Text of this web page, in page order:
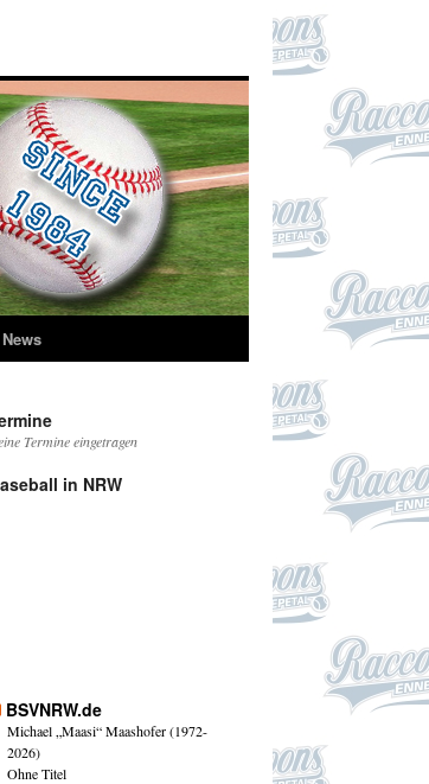
News
Termine eingetragen
in NRW
BSVNRW.de
Michael „Maasi“ Maashofer (1972-
2026)
Ohne Titel